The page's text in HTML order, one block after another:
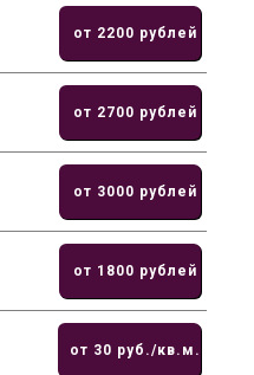
от 2200 рублей
от 2700 рублей
от 3000 рублей
от 1800 рублей
от 30 руб./кв.м.